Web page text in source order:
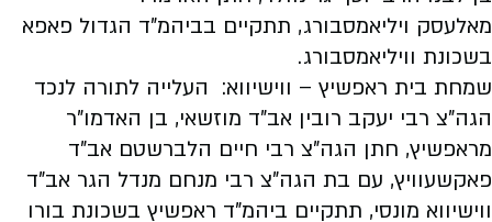
מאלעסק ויליאמסבורג, תתקיים בביהמ"ד הגדול פאפא
בשכונת וויליאמסבורג.
שמחת בית ראפשיץ – ווישיווא: העלייה לתורה לנכד
הגה"צ רבי יעקב רובין אב"ד מוזשאי, בן האדמו"ר
מראפשיץ, חתן הגה"צ רבי חיים הלברשטם אב"ד
פאקשעוויץ, עם בת הגה"צ רבי מנחם מנדל הגר אב"ד
ווישיווא מונסי, תתקיים ביהמ"ד ראפשיץ בשכונת בורו